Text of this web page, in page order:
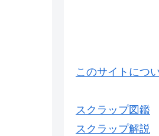
このサイトにつ
スクラップ図鑑
スクラップ解説